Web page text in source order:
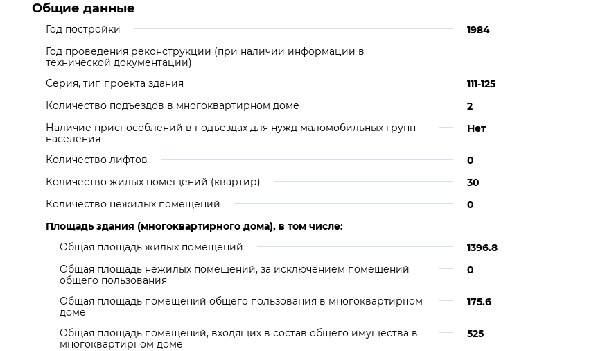
Общие данные
Год постройки
1984
Год проведения реконструкции (при наличии информации в
технической документации)
Серия, тип проекта здания
111-125
Количество подъездов в многоквартирном доме
2
Наличие приспособлений в подъездах для нужд маломобильных групп
населения
Нет
Количество лифтов
0
Количество жилых помещений (квартир)
30
Количество нежилых помещений
0
Площадь здания (многоквартирного дома), в том числе:
Общая площадь жилых помещений
1396.8
Общая площадь нежилых помещений, за исключением помещений
общего пользования
0
Общая площадь помещений общего пользования в многоквартирном
доме
175.6
Общая площадь помещений, входящих в состав общего имущества в
многоквартирном доме
525